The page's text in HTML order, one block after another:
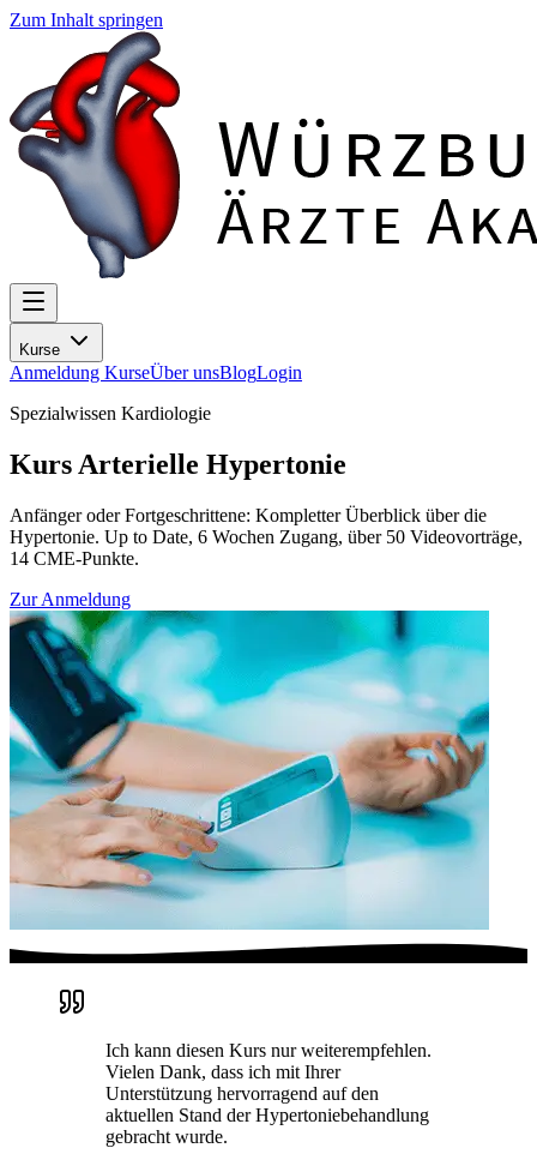
Zum Inhalt springen
Kurse
Anmeldung KurseÜber unsBlogLogin
Spezialwissen Kardiologie
Kurs Arterielle Hypertonie
Anfänger oder Fortgeschrittene: Kompletter Überblick über die
Hypertonie. Up to Date, 6 Wochen Zugang, über 50 Videovorträge,
14 CME-Punkte.
Zur Anmeldung
Ich kann diesen Kurs nur weiterempfehlen.
Vielen Dank, dass ich mit Ihrer
Unterstützung hervorragend auf den
aktuellen Stand der Hypertoniebehandlung
gebracht wurde.